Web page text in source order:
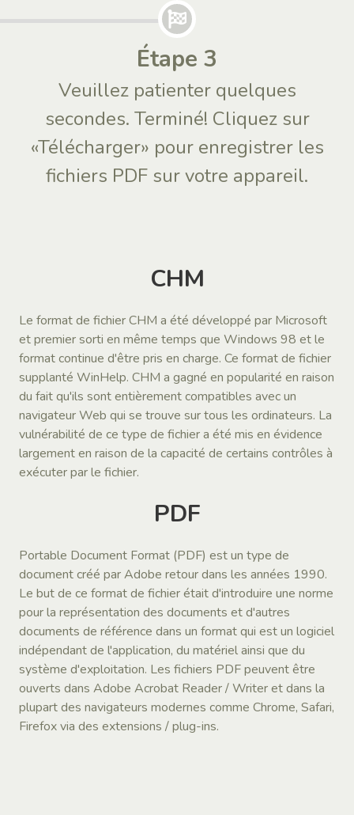
Étape 3
Veuillez patienter quelques
secondes. Terminé! Cliquez sur
«Télécharger» pour enregistrer les
fichiers PDF sur votre appareil.
CHM
Le format de fichier CHM a été développé par Microsoft
et premier sorti en même temps que Windows 98 et le
format continue d'être pris en charge. Ce format de fichier
supplanté WinHelp. CHM a gagné en popularité en raison
du fait qu'ils sont entièrement compatibles avec un
navigateur Web qui se trouve sur tous les ordinateurs. La
vulnérabilité de ce type de fichier a été mis en évidence
largement en raison de la capacité de certains contrôles à
exécuter par le fichier.
PDF
Portable Document Format (PDF) est un type de
document créé par Adobe retour dans les années 1990.
Le but de ce format de fichier était d'introduire une norme
pour la représentation des documents et d'autres
documents de référence dans un format qui est un logiciel
indépendant de l'application, du matériel ainsi que du
système d'exploitation. Les fichiers PDF peuvent être
ouverts dans Adobe Acrobat Reader / Writer et dans la
plupart des navigateurs modernes comme Chrome, Safari,
Firefox via des extensions / plug-ins.